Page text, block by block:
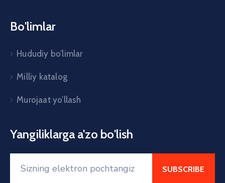
Bo'limlar
Hududiy bo’limlar
Milliy katalog
Murojaat yo’llash
Yangiliklarga a'zo bo'lish